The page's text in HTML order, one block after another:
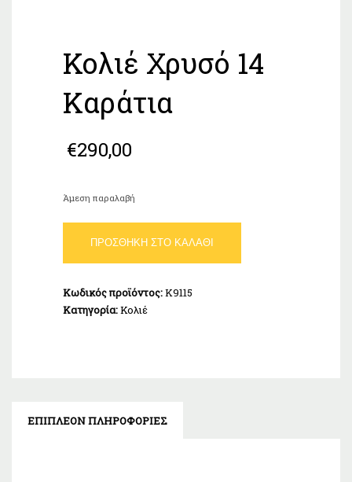
Κολιέ Χρυσό 14
Καράτια
€290,00
Άμεση παραλαβή
Χρυσό
14
ποσότητα
ΠΡΟΣΘΉΚΗ ΣΤΟ ΚΑΛΆΘΙ
Κωδικός προϊόντος:Κ9115
Κατηγορία:Κολιέ
ΕΠΙΠΛΈΟΝ ΠΛΗΡΟΦΟΡΊΕΣ